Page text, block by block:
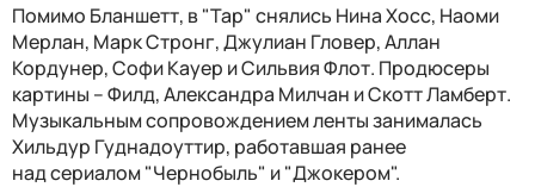
Помимо Бланшетт, в "Тар" снялись Нина Хосс, Наоми
Мерлан, Марк Стронг, Джулиан Гловер, Аллан
Кордунер, Софи Кауер и Сильвия Флот. Продюсеры
картины – Филд, Александра Милчан и Скотт Ламберт.
Музыкальным сопровождением ленты занималась
Хильдур Гуднадоуттир, работавшая ранее
над сериалом "Чернобыль" и "Джокером".